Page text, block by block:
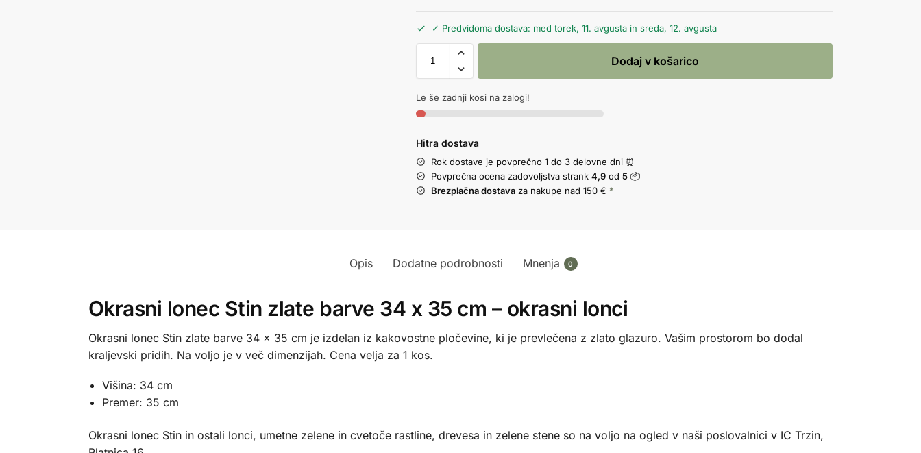
✓ Predvidoma dostava: med torek, 11. avgusta in sreda, 12. avgusta
Dodaj v košarico
Le še zadnji kosi na zalogi!
Hitra dostava
Rok dostave je povprečno 1 do 3 delovne dni ⏰
Povprečna ocena zadovoljstva strank 4,9od 5📦
Brezplačna dostavaza nakupe nad 150 € *
Opis Dodatne podrobnosti Mnenja 0
Okrasni lonec Stin zlate barve 34 x 35 cm – okrasni lonci
Okrasni lonec Stin zlate barve 34 x 35 cm je izdelan iz kakovostne pločevine, ki je prevlečena z zlato glazuro. Vašim prostorom bo dodal
kraljevski pridih. Na voljo je v več dimenzijah. Cena velja za 1 kos.
Višina: 34 cm
Premer: 35 cm
Okrasni lonec Stin in ostali lonci, umetne zelene in cvetoče rastline, drevesa in zelene stene so na voljo na ogled v naši poslovalnici v IC Trzin,